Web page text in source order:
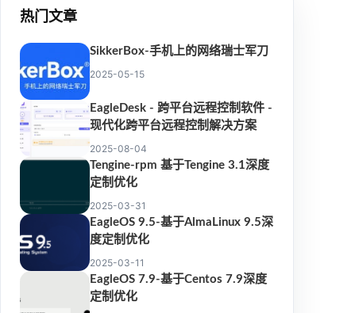
热门文章
SikkerBox-手机上的网络瑞士军刀
2025-05-15
EagleDesk - 跨平台远程控制软件 -
现代化跨平台远程控制解决方案
2025-08-04
Tengine-rpm 基于Tengine 3.1深度
定制优化
2025-03-31
EagleOS 9.5-基于AlmaLinux 9.5深
度定制优化
2025-03-11
EagleOS 7.9-基于Centos 7.9深度
定制优化